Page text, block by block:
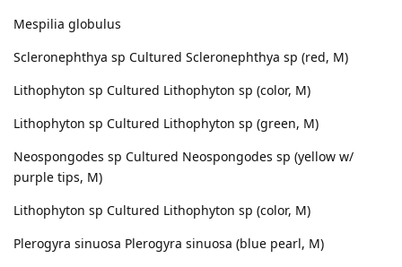
Mespilia globulus
Scleronephthya sp Cultured Scleronephthya sp (red, M)
Lithophyton sp Cultured Lithophyton sp (color, M)
Lithophyton sp Cultured Lithophyton sp (green, M)
Neospongodes sp Cultured Neospongodes sp (yellow w/
purple tips, M)
Lithophyton sp Cultured Lithophyton sp (color, M)
Plerogyra sinuosa Plerogyra sinuosa (blue pearl, M)